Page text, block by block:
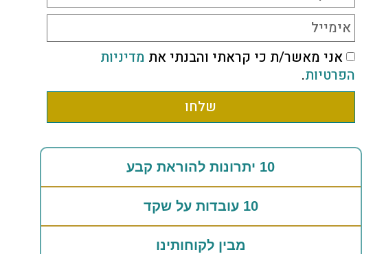
אני מאשר/ת כי קראתי והבנתי את מדיניות
הפרטיות.
שלחו
10 יתרונות להוראת קבע
10 עובדות על שקד
מבין לקוחותינו